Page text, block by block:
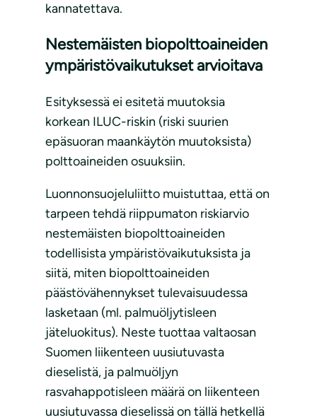
kannatettava.
Nestemäisten biopolttoaineiden
ympäristövaikutukset arvioitava
Esityksessä ei esitetä muutoksia
korkean ILUC-riskin (riski suurien
epäsuoran maankäytön muutoksista)
polttoaineiden osuuksiin.
Luonnonsuojeluliitto muistuttaa, että on
tarpeen tehdä riippumaton riskiarvio
nestemäisten biopolttoaineiden
todellisista ympäristövaikutuksista ja
siitä, miten biopolttoaineiden
päästövähennykset tulevaisuudessa
lasketaan (ml. palmuöljytisleen
jäteluokitus). Neste tuottaa valtaosan
Suomen liikenteen uusiutuvasta
dieselistä, ja palmuöljyn
rasvahappotisleen määrä on liikenteen
uusiutuvassa dieselissä on tällä hetkellä